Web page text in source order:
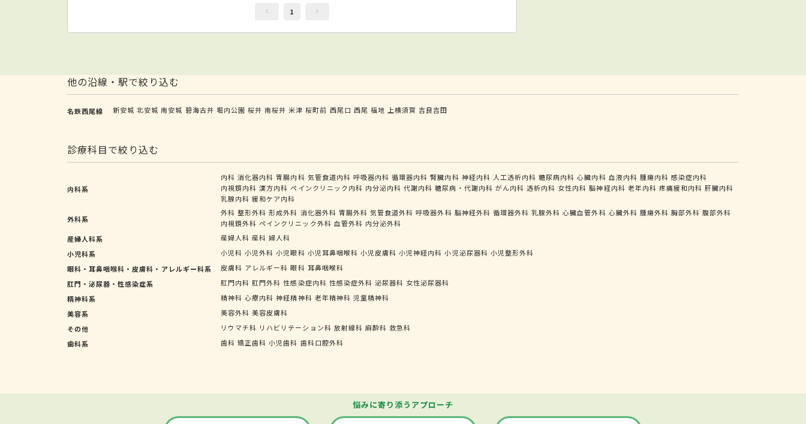
1
他の沿線・駅で絞り込む
名鉄西尾線 新安城 北安城 南安城 碧海古井 堀内公園 桜井 南桜井 米津 桜町前 西尾口 西尾 福地 上横須賀 吉良吉田
診療科目で絞り込む
内科系
内科 消化器内科 胃腸内科 気管食道内科 呼吸器内科 循環器内科 腎臓内科 神経内科 人工透析内科 糖尿病内科 心臓内科 血液内科 腫瘍内科 感染症内科
内視鏡内科 漢方内科 ペインクリニック内科 内分泌内科 代謝内科 糖尿病・代謝内科 がん内科 透析内科 女性内科 脳神経内科 老年内科 疼痛緩和内科 肝臓内科
乳腺内科 緩和ケア内科
外科系
外科 整形外科 形成外科 消化器外科 胃腸外科 気管食道外科 呼吸器外科 脳神経外科 循環器外科 乳腺外科 心臓血管外科 心臓外科 腫瘍外科 胸部外科 腹部外科
内視鏡外科 ペインクリニック外科 血管外科 内分泌外科
産婦人科系
産婦人科 産科 婦人科
小児科系
小児科 小児外科 小児眼科 小児耳鼻咽喉科 小児皮膚科 小児神経内科 小児泌尿器科 小児整形外科
眼科・耳鼻咽喉科・皮膚科・アレルギー科系
皮膚科 アレルギー科 眼科 耳鼻咽喉科
肛門・泌尿器・性感染症系
肛門内科 肛門外科 性感染症内科 性感染症外科 泌尿器科 女性泌尿器科
精神科系
精神科 心療内科 神経精神科 老年精神科 児童精神科
美容系
美容外科 美容皮膚科
その他
リウマチ科 リハビリテーション科 放射線科 麻酔科 救急科
歯科系
歯科 矯正歯科 小児歯科 歯科口腔外科
悩みに寄り添うアプローチ